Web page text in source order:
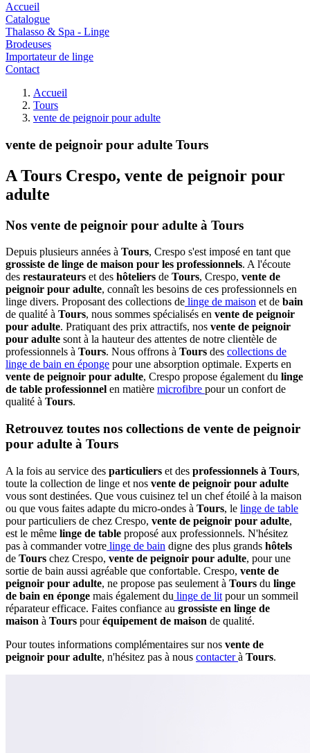
Accueil
Catalogue
Thalasso & Spa - Linge
Brodeuses
Importateur de linge
Contact
Accueil
Tours
vente de peignoir pour adulte
vente de peignoir pour adulte Tours
A Tours Crespo, vente de peignoir pour
adulte
Nos vente de peignoir pour adulte à Tours
Depuis plusieurs années à Tours, Crespo s'est imposé en tant que
grossiste de linge de maison pour les professionnels. A l'écoute
des restaurateurs et des hôteliers de Tours, Crespo, vente de
peignoir pour adulte, connaît les besoins de ces professionnels en
linge divers. Proposant des collections de linge de maison et de bain
de qualité à Tours, nous sommes spécialisés en vente de peignoir
pour adulte. Pratiquant des prix attractifs, nos vente de peignoir
pour adulte sont à la hauteur des attentes de notre clientèle de
professionnels à Tours. Nous offrons à Tours des collections de
linge de bain en éponge pour une absorption optimale. Experts en
vente de peignoir pour adulte, Crespo propose également du linge
de table professionnel en matière microfibre pour un confort de
qualité à Tours.
Retrouvez toutes nos collections de vente de peignoir
pour adulte à Tours
A la fois au service des particuliers et des professionnels à Tours,
toute la collection de linge et nos vente de peignoir pour adulte
vous sont destinées. Que vous cuisinez tel un chef étoilé à la maison
ou que vous faites adapte du micro-ondes à Tours, le linge de table
pour particuliers de chez Crespo, vente de peignoir pour adulte,
est le même linge de table proposé aux professionnels. N'hésitez
pas à commander votre linge de bain digne des plus grands hôtels
de Tours chez Crespo, vente de peignoir pour adulte, pour une
sortie de bain aussi agréable que confortable. Crespo, vente de
peignoir pour adulte, ne propose pas seulement à Tours du linge
de bain en éponge mais également du linge de lit pour un sommeil
réparateur efficace. Faites confiance au grossiste en linge de
maison à Tours pouréquipement de maison de qualité.
Pour toutes informations complémentaires sur nos vente de
peignoir pour adulte, n'hésitez pas à nous contacterà Tours.